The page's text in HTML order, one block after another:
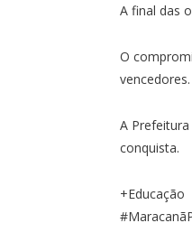
A final das
O
vencedores.
A
conquista.
+Educação